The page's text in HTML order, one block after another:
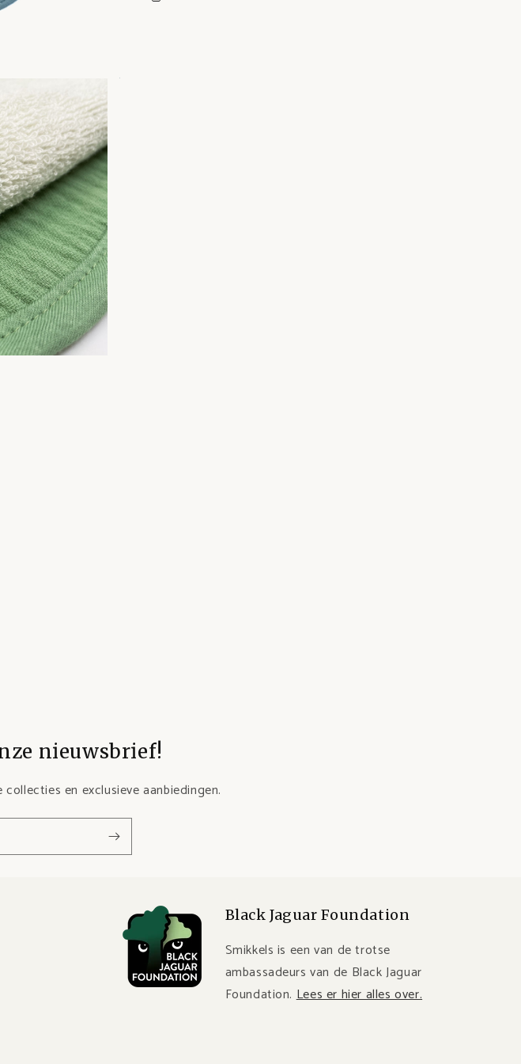
nieuwsbrief!
en exclusieve aanbiedingen.
Black Jaguar Foundation
Smikkels is een van de trotse
ambassadeurs van de Black Jaguar
Foundation.Lees er hier alles over.